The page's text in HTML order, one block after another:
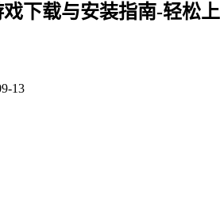
下载与安装指南-轻松
13